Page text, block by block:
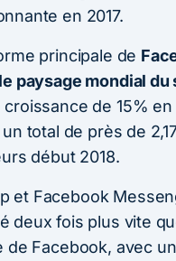
en 2017.
principale de
paysage mondial du
de 15% en
total de près de
début 2018.
et Facebook
deux fois plus vite
de Facebook, avec